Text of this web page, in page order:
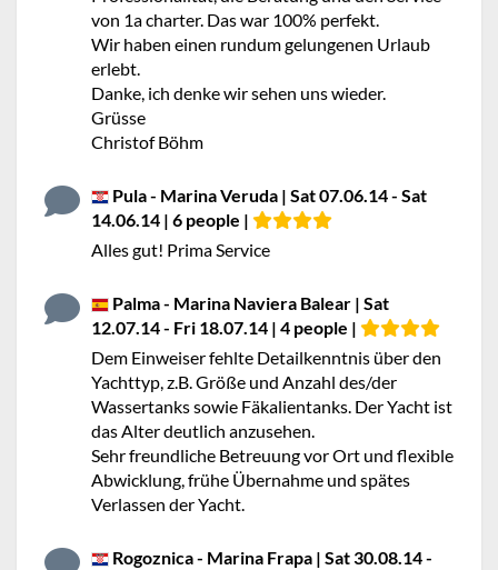
von 1a charter. Das war 100% perfekt.
Wir haben einen rundum gelungenen Urlaub
erlebt.
Danke, ich denke wir sehen uns wieder.
Grüsse
Christof Böhm
Pula - Marina Veruda | Sat 07.06.14 - Sat
14.06.14 | 6 people |
Alles gut! Prima Service
Palma - Marina Naviera Balear | Sat
12.07.14 - Fri 18.07.14 | 4 people |
Dem Einweiser fehlte Detailkenntnis über den
Yachttyp, z.B. Größe und Anzahl des/der
Wassertanks sowie Fäkalientanks. Der Yacht ist
das Alter deutlich anzusehen.
Sehr freundliche Betreuung vor Ort und flexible
Abwicklung, frühe Übernahme und spätes
Verlassen der Yacht.
Rogoznica - Marina Frapa | Sat 30.08.14 -